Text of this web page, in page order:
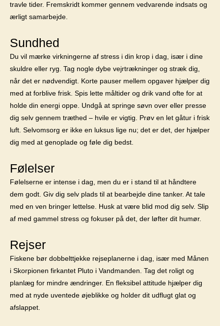
travle tider. Fremskridt kommer gennem vedvarende indsats og
ærligt samarbejde.
Sundhed
Du vil mærke virkningerne af stress i din krop i dag, især i dine
skuldre eller ryg. Tag nogle dybe vejrtrækninger og stræk dig,
når det er nødvendigt. Korte pauser mellem opgaver hjælper dig
med at forblive frisk. Spis lette måltider og drik vand ofte for at
holde din energi oppe. Undgå at springe søvn over eller presse
dig selv gennem træthed – hvile er vigtig. Prøv en let gåtur i frisk
luft. Selvomsorg er ikke en luksus lige nu; det er det, der hjælper
dig med at genoplade og føle dig bedst.
Følelser
Følelserne er intense i dag, men du er i stand til at håndtere
dem godt. Giv dig selv plads til at bearbejde dine tanker. At tale
med en ven bringer lettelse. Husk at være blid mod dig selv. Slip
af med gammel stress og fokuser på det, der løfter dit humør.
Rejser
Fiskene bør dobbelttjekke rejseplanerne i dag, især med Månen
i Skorpionen firkantet Pluto i Vandmanden. Tag det roligt og
planlæg for mindre ændringer. En fleksibel attitude hjælper dig
med at nyde uventede øjeblikke og holder dit udflugt glat og
afslappet.